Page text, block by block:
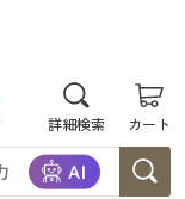
詳細検索 カート